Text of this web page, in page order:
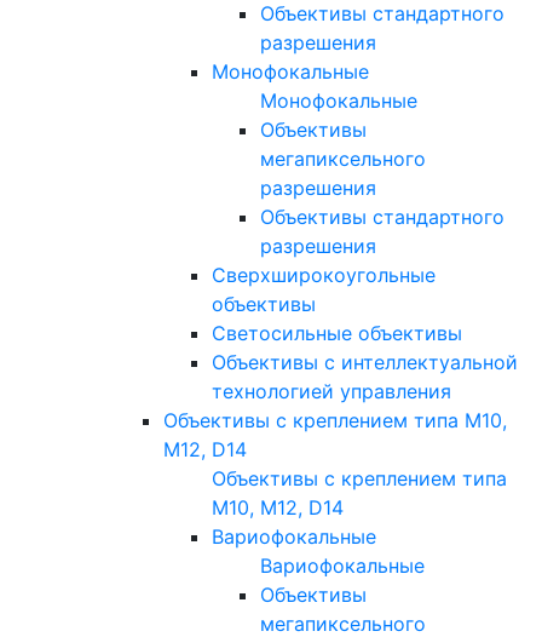
Объективы стандартного
разрешения
Монофокальные
Монофокальные
Объективы
мегапиксельного
разрешения
Объективы стандартного
разрешения
Сверхширокоугольные
объективы
Светосильные объективы
Объективы с интеллектуальной
технологией управления
Объективы с креплением типа M10,
M12, D14
Объективы с креплением типа
M10, M12, D14
Вариофокальные
Вариофокальные
Объективы
мегапиксельного